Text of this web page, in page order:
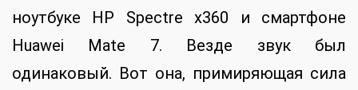
ноутбуке HP Spectre x360 и смартфоне
Huawei Mate 7. Везде звук был
одинаковый. Вот она, примиряющая сила